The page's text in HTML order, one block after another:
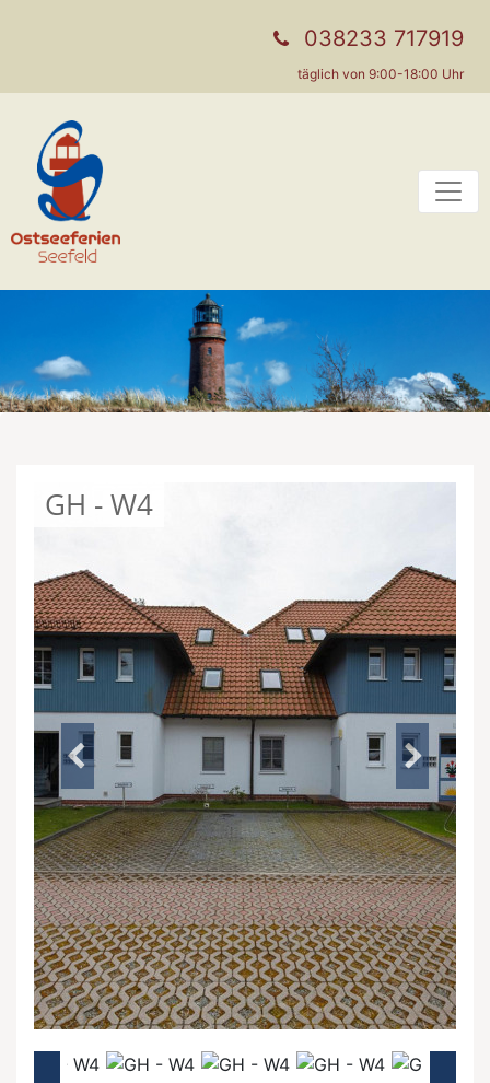
038233 717919
täglich von 9:00-18:00 Uhr
GH - W4